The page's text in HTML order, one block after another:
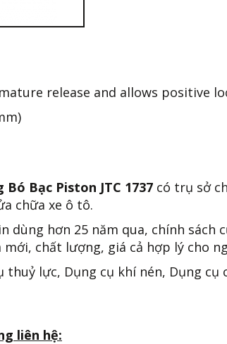
release and allows positive
Bó Bạc Piston JTC 1737 có trụ sở
chữa xe ô tô.
dùng hơn 25 năm qua, chính sách
chất lượng, giá cả hợp lý cho
thuỷ lực, Dụng cụ khí nén, Dụng cụ
liên hệ: